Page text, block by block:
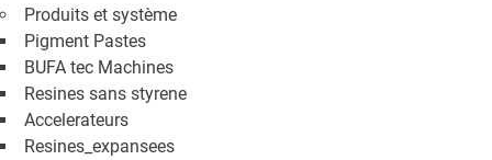
Produits et système
Pigment Pastes
BUFA tec Machines
Resines sans styrene
Accelerateurs
Resines_expansees